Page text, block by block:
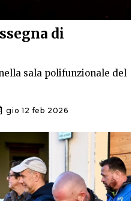
di
sala polifunzionale del
gio 12 feb 2026